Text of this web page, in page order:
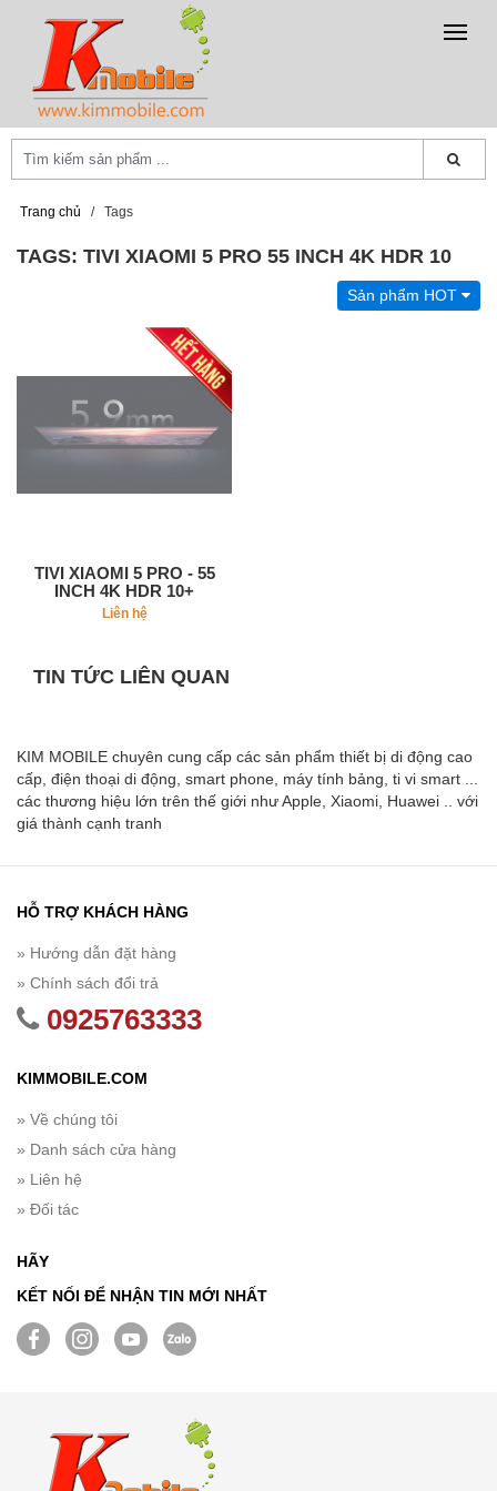
Trang chủ / Tags
TAGS: TIVI XIAOMI 5 PRO 55 INCH 4K HDR 10
Sản phẩm HOT
TIVI XIAOMI 5 PRO - 55
INCH 4K HDR 10+
Liên hệ
TIN TỨC LIÊN QUAN
KIM MOBILE chuyên cung cấp các sản phẩm thiết bị di động cao
cấp, điện thoại di động, smart phone, máy tính bảng, ti vi smart ...
các thương hiệu lớn trên thế giới như Apple, Xiaomi, Huawei .. với
giá thành cạnh tranh
HỖ TRỢ KHÁCH HÀNG
» Hướng dẫn đặt hàng
» Chính sách đổi trả
0925763333
KIMMOBILE.COM
» Về chúng tôi
» Danh sách cửa hàng
» Liên hệ
» Đối tác
HÃY
KẾT NỐI ĐỂ NHẬN TIN MỚI NHẤT